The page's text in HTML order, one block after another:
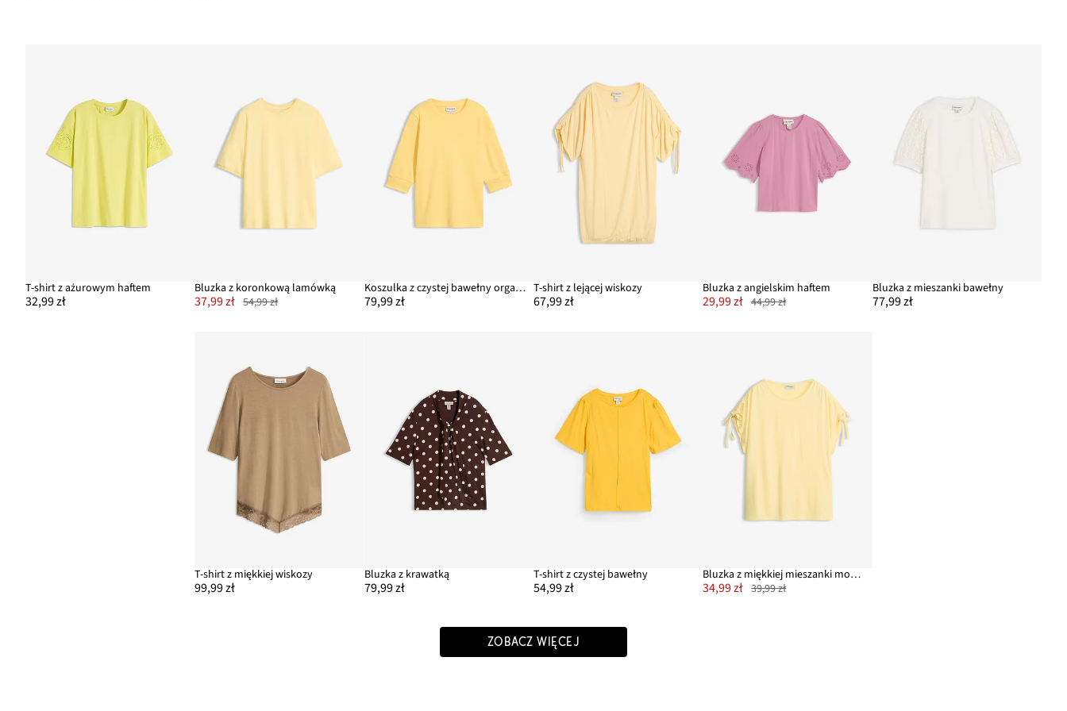
T-shirt z ażurowym haftem
32,99 zł
Bluzka z koronkową lamówką
37,99 zł 54,99 zł
Koszulka z czystej bawełny organicznej
79,99 zł
T-shirt z lejącej wiskozy
67,99 zł
Bluzka z angielskim haftem
29,99 zł 44,99 zł
Bluzka z mieszanki bawełny
77,99 zł
T-shirt z miękkiej wiskozy
99,99 zł
Bluzka z krawatką
79,99 zł
T-shirt z czystej bawełny
54,99 zł
Bluzka z miękkiej mieszanki modalu
34,99 zł 39,99 zł
ZOBACZ WIĘCEJ